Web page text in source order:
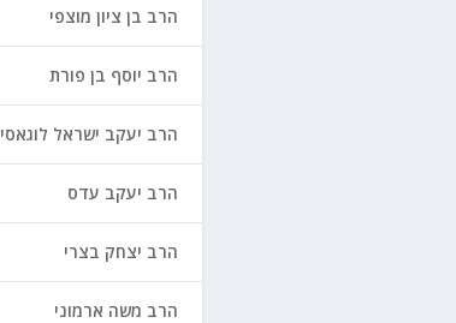
הרב בן ציון מוצפי
הרב יוסף בן פורת
הרב יעקב ישראל לוגאסי
הרב יעקב עדס
הרב יצחק בצרי
הרב משה ארמוני